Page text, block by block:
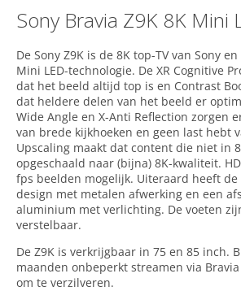
Sony Bravia Z9K 8K Mini
De Sony Z9K is de 8K top-TV van Sony
Mini LED-technologie. De XR Cognitive
dat het beeld altijd top is en Contrast
dat heldere delen van het beeld er
Wide Angle en X-Anti Reflection zorgen
van brede kijkhoeken en geen last hebt
Upscaling maakt dat content die niet in
opgeschaald naar (bijna) 8K-kwaliteit.
fps beelden mogelijk. Uiteraard heeft de
design met metalen afwerking en een
aluminium met verlichting. De voeten
verstelbaar.
De Z9K is verkrijgbaar in 75 en 85 inch.
maanden onbeperkt streamen via
om te verzilveren.